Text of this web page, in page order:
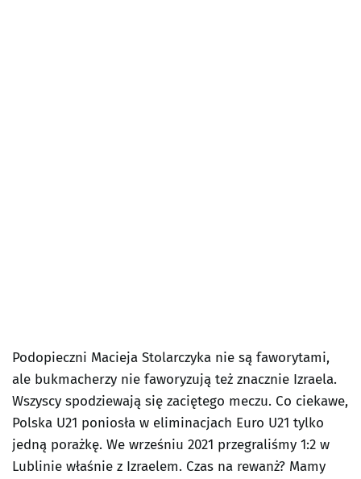
Podopieczni Macieja Stolarczyka nie są faworytami,
ale bukmacherzy nie faworyzują też znacznie Izraela.
Wszyscy spodziewają się zaciętego meczu. Co ciekawe,
Polska U21 poniosła w eliminacjach Euro U21 tylko
jedną porażkę. We wrześniu 2021 przegraliśmy 1:2 w
Lublinie właśnie z Izraelem. Czas na rewanż? Mamy